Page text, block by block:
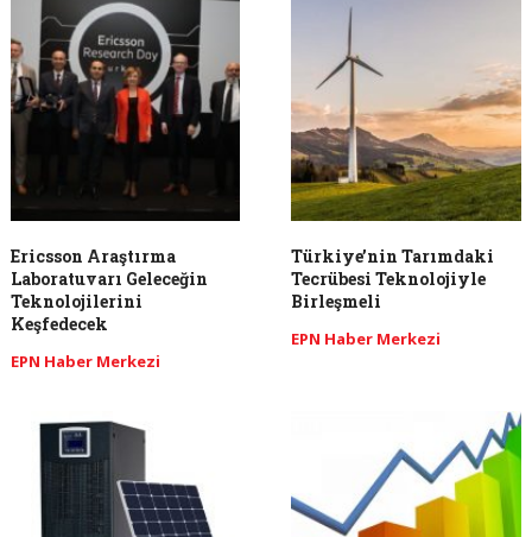
Ericsson Araştırma
Laboratuvarı Geleceğin
Teknolojilerini
Keşfedecek
EPN Haber Merkezi
Türkiye’nin Tarımdaki
Tecrübesi Teknolojiyle
Birleşmeli
EPN Haber Merkezi